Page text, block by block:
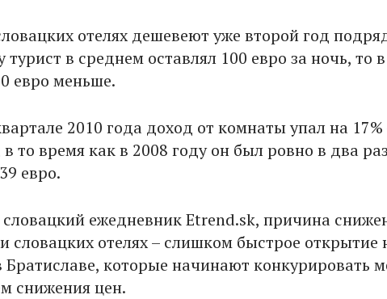
отелях дешевеют уже второй год
турист в среднем оставлял 100 евро за ночь, то
евро меньше.
2010 года доход от комнаты упал на 17%
в то время как в 2008 году он был ровно в два
евро.
ежедневник Etrend.sk, причина
словацких отелях – слишком быстрое открытие
Братиславе, которые начинают конкурировать
снижения цен.